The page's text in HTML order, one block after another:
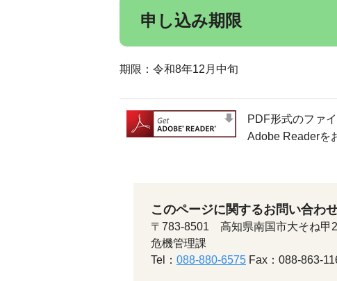
申し込み期限
期限：令和8年12月中旬
PDF形式のファ
Adobe Readerを
このページに関するお問い合わ
〒783-8501 高知県南国市大そね甲
危機管理課
Tel： 088-880-6575 Fax：088-863-